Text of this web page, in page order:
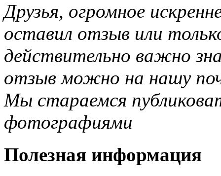
Друзья, огромное
оставил отзыв или
действительно важно
отзыв можно на нашу
Мы стараемся
фотографиями
Полезная информация